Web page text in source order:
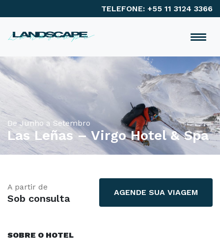
TELEFONE: +55 11 3124 3366
De Junho a Setembro
Las Leñas – Virgo Hotel & Spa
A partir de
Sob consulta AGENDE SUA VIAGEM
SOBRE O HOTEL